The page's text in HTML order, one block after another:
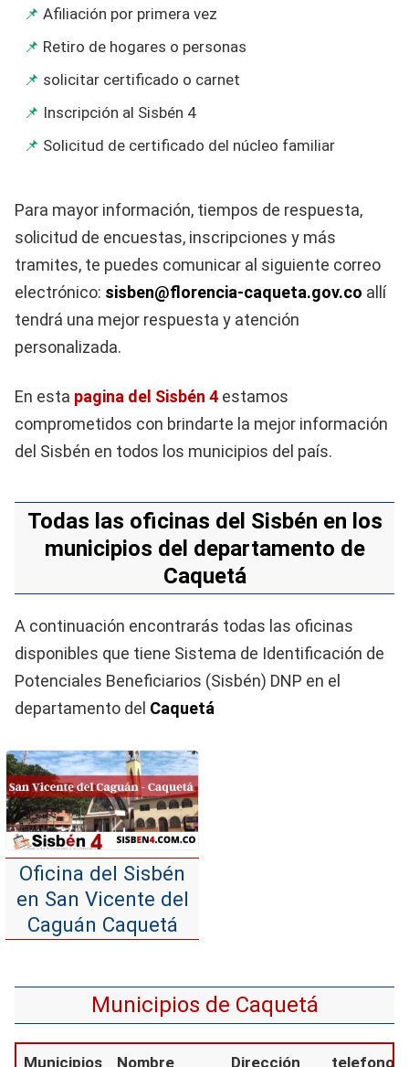
Afiliación por primera vez
Retiro de hogares o personas
solicitar certificado o carnet
Inscripción al Sisbén 4
Solicitud de certificado del núcleo familiar
Para mayor información, tiempos de respuesta,
solicitud de encuestas, inscripciones y más
tramites, te puedes comunicar al siguiente correo
electrónico: sisben@florencia-caqueta.gov.co allí
tendrá una mejor respuesta y atención
personalizada.
En esta pagina del Sisbén 4 estamos
comprometidos con brindarte la mejor información
del Sisbén en todos los municipios del país.
Todas las oficinas del Sisbén en los
municipios del departamento de
Caquetá
A continuación encontrarás todas las oficinas
disponibles que tiene Sistema de Identificación de
Potenciales Beneficiarios (Sisbén) DNP en el
departamento del Caquetá
Oficina del Sisbén
en San Vicente del
Caguán Caquetá
Municipios de Caquetá
Municipios Nombre Dirección telefono